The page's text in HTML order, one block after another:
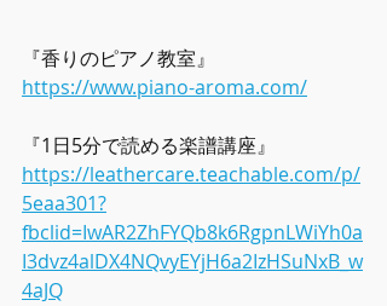
『香りのピアノ教室』
https://www.piano-aroma.com/
『1日5分で読める楽譜講座』
https://leathercare.teachable.com/p/
5eaa301?
fbclid=IwAR2ZhFYQb8k6RgpnLWiYh0a
I3dvz4alDX4NQvyEYjH6a2IzHSuNxB_w
4aJQ